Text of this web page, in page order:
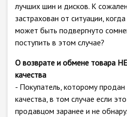
лучших шин и дисков. К
застрахован от ситуации,
может быть подвергнуто
поступить в этом случае?
О возврате и обмене
качества
- Покупатель, которому
качества, в том случае если
продавцом заранее и не